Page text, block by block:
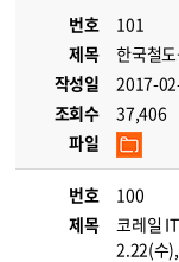
번호
101
제목
한국철
작성일
2017-
조회수
37,406
파일
번호
100
제목
코레일
2.22(수),